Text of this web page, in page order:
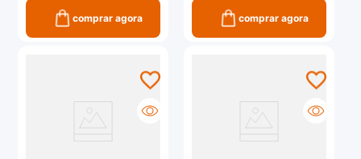
comprar agora comprar agora